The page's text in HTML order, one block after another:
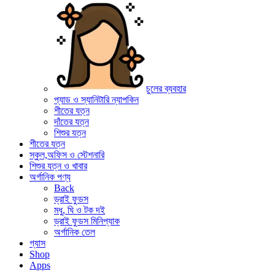
চুলের ব্যবহার
প্যাড ও স্যানিটারি ন্যাপকিন
শীতের যত্ন
দাঁতের যত্ন
শিশুর যত্ন
শীতের যত্ন
স্কুল,অফিস ও স্টেশনারি
শিশুর যত্ন ও খাবার
অর্গানিক পণ্য
Back
ড্রাই ফুডস
মধু, ঘি ও টক দই
ড্রাই ফুডস মিনিপ্যাক
অর্গানিক তেল
গ্যাস
Shop
Apps